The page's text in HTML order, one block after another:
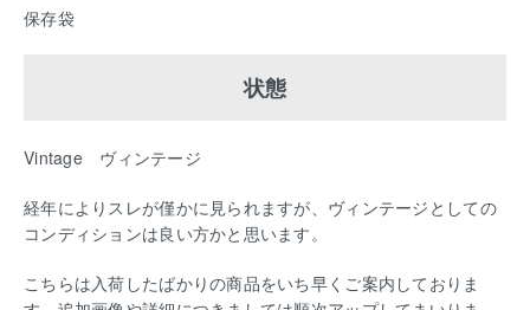
保存袋
状態
Vintage ヴィンテージ
経年によりスレが僅かに見られますが、ヴィンテージとしての
コンディションは良い方かと思います。
こちらは入荷したばかりの商品をいち早くご案内しておりま